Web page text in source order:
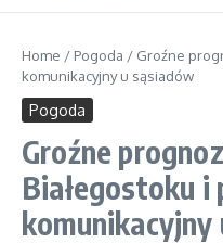
Home / Pogoda / Groźne
komunikacyjny u sąsiadów
Pogoda
Groźne
Białegostoku i
komunikacyjny